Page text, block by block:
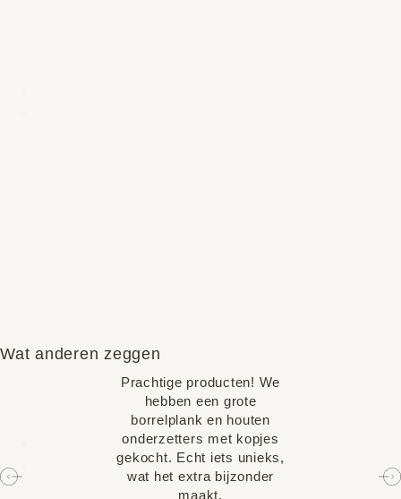
Wat anderen zeggen
Prachtige producten! We
hebben een grote
borrelplank en houten
onderzetters met kopjes
gekocht. Echt iets unieks,
wat het extra bijzonder
maakt.